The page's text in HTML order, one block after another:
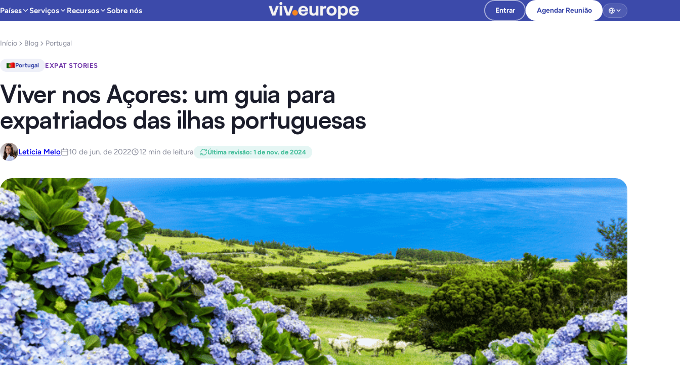
Países Serviços Recursos Sobre nós Entrar Agendar Reunião
Início Blog Portugal
Portugal EXPAT STORIES
Viver nos Açores: um guia para
expatriados das ilhas portuguesas
Letícia Melo 10 de jun. de 2022 12 min de leitura Última revisão: 1 de nov. de 2024